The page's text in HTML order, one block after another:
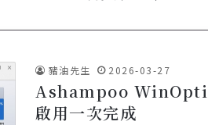
豬油先生 2026-03-27
Ashampoo
啟用一次完成